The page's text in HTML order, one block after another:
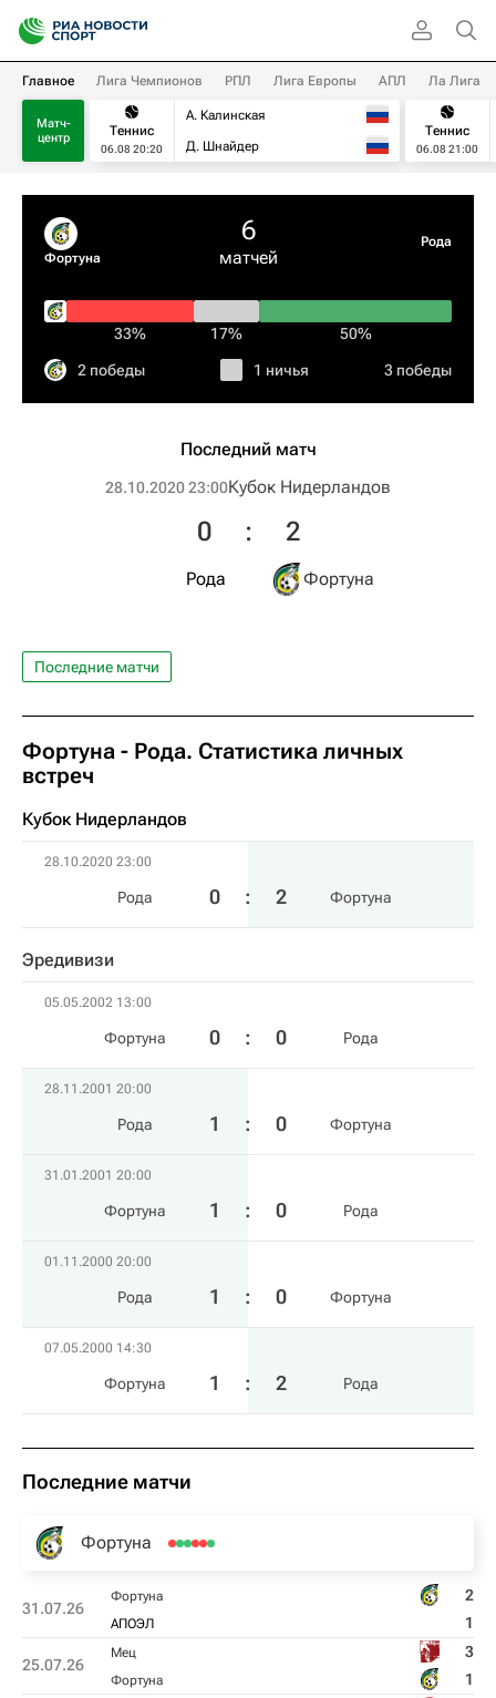
Главное Лига Чемпионов РПЛ Лига Европы АПЛ Ла Лига
Матч-
центр
Теннис
06.08 20:20
А. Калинская
Д. Шнайдер
Теннис
06.08 21:00
Фортуна
6
матчей
Рода
33% 17% 50%
2 победы 1 ничья 3 победы
Последний матч
28.10.2020 23:00Кубок Нидерландов
Рода
0 : 2
Фортуна
Последние матчи
Фортуна - Рода. Статистика личных
встреч
Кубок Нидерландов
28.10.2020 23:00
Рода 0 : 2 Фортуна
Эредивизи
05.05.2002 13:00
Фортуна 0 : 0 Рода
28.11.2001 20:00
Рода 1 : 0 Фортуна
31.01.2001 20:00
Фортуна 1 : 0 Рода
01.11.2000 20:00
Рода 1 : 0 Фортуна
07.05.2000 14:30
Фортуна 1 : 2 Рода
Последние матчи
Фортуна
31.07.26
Фортуна 2
АПОЭЛ 1
25.07.26
Мец 3
Фортуна 1